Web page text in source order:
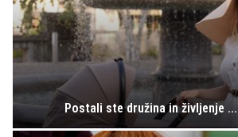
Postali ste družina in življenje